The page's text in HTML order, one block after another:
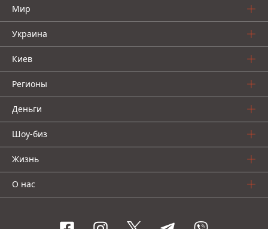
Мир
Украина
Киев
Регионы
Деньги
Шоу-биз
Жизнь
О нас